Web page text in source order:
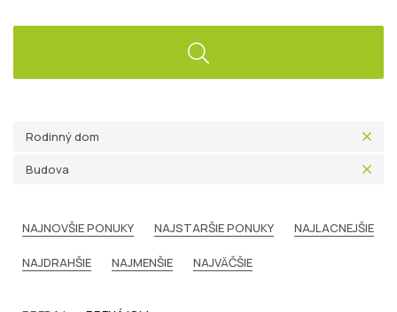
Rodinný dom
Budova
NAJNOVŠIE PONUKY NAJSTARŠIE PONUKY NAJLACNEJŠIE
NAJDRAHŠIE NAJMENŠIE NAJVÄČŠIE